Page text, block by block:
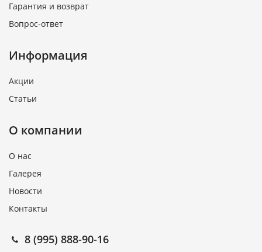
Гарантия и возврат
Вопрос-ответ
Информация
Акции
Статьи
О компании
О нас
Галерея
Новости
Контакты
8 (995) 888-90-16